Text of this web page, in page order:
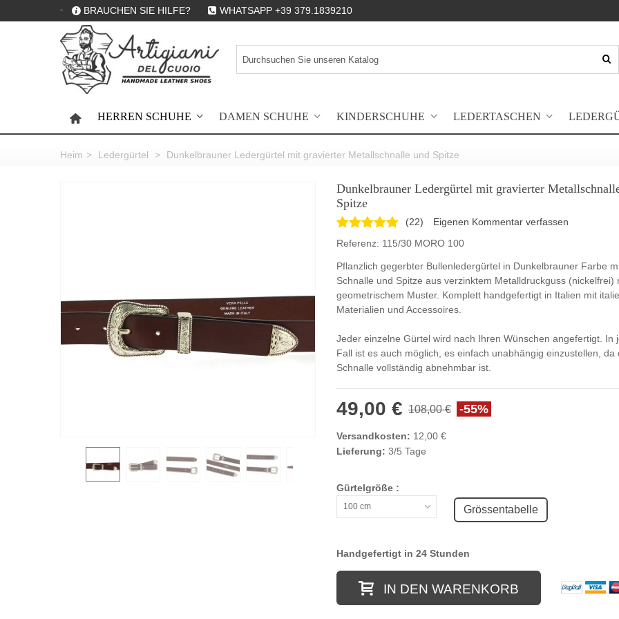
BRAUCHEN SIE HILFE? WHATSAPP +39 379.1839210
HERREN SCHUHE DAMEN SCHUHE KINDERSCHUHE LEDERTASCHEN
Heim > Ledergürtel > Dunkelbrauner Ledergürtel mit gravierter Metallschnalle und Spitze
Dunkelbrauner Ledergürtel mit gravierter
Spitze
(22)
Eigenen Kommentar verfassen
Referenz: 115/30 MORO 100
Pflanzlich gegerbter Bullenledergürtel in Dunkelbrauner Farbe
Schnalle und Spitze aus verzinktem Metalldruckguss (nickelfrei)
geometrischem Muster. Komplett handgefertigt in Italien mit
Materialien und Accessoires.
Jeder einzelne Gürtel wird nach Ihren Wünschen angefertigt. In
Fall ist es auch möglich, es einfach unabhängig einzustellen, da
Schnalle vollständig abnehmbar ist.
49,00 € 108,00 € -55%
Versandkosten: 12,00 €
Lieferung: 3/5 Tage
Gürtelgröße :
100 cm Grössentabelle
Handgefertigt in 24 Stunden
IN DEN WARENKORB